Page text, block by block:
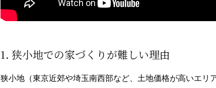
1. 狭小地での家づくりが難しい理由
狭小地（東京近郊や埼玉南西部など、土地価格が高いエリ